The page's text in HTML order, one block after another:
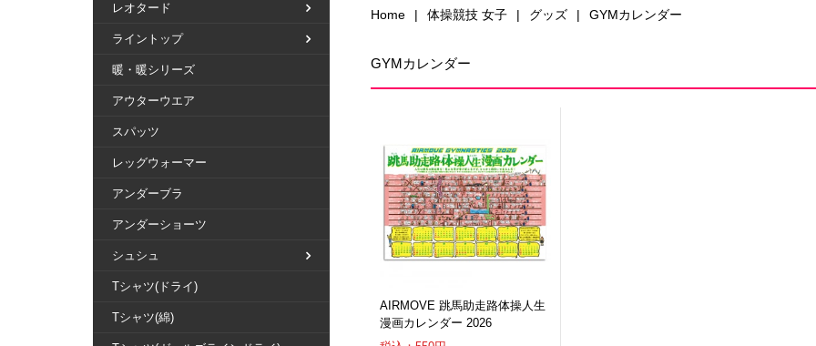
Home 体操競技 女子 グッズ GYMカレンダー
GYMカレンダー
AIRMOVE 跳馬助走路体操人生
漫画カレンダー 2026
レオタード
ライントップ
暖・暖シリーズ
アウターウエア
スパッツ
レッグウォーマー
アンダーブラ
アンダーショーツ
シュシュ
Tシャツ(ドライ)
Tシャツ(綿)